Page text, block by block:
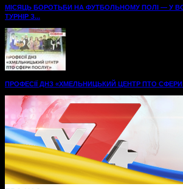
МІСЯЦЬ БОРОТЬБИ НА ФУТБОЛЬНОМУ ПОЛІ — У
ТУРНІР З...
ПРОФЕСІЇ ДНЗ «ХМЕЛЬНИЦЬКИЙ ЦЕНТР ПТО